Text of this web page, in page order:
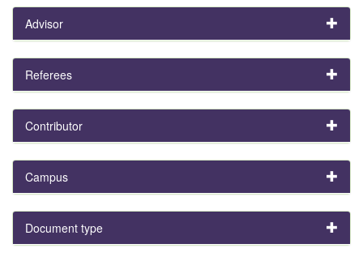
Advisor
Referees
Contributor
Campus
Document type